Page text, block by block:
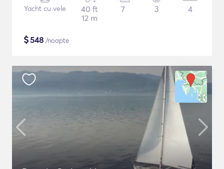
Yacht cu vele
40 ft
12 m
7 3 4
$548 /noapte